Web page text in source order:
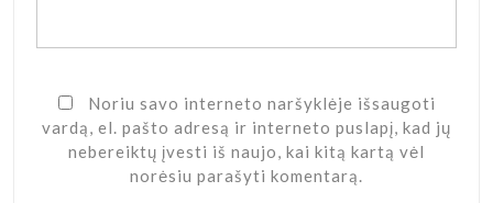
Noriu savo interneto naršyklėje išsaugoti
vardą, el. pašto adresą ir interneto puslapį, kad jų
nebereiktų įvesti iš naujo, kai kitą kartą vėl
norėsiu parašyti komentarą.